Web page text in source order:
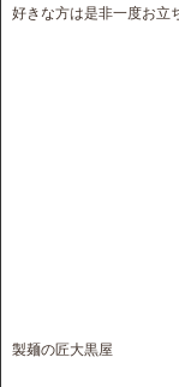
好きな方は是非一度お立
製麺の匠大黒屋